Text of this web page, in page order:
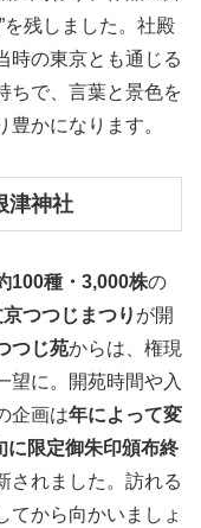
を残しました。社殿
時の東京とも通じる
ちで、言葉と景色を
かになります。
津神社
100種・3,000株の
つつじまつり が開
つじ苑からは、権現
望に。開苑時間や入
企画は年によって変
に限定御朱印頒布終
されました。訪れる
てから向かいましょ